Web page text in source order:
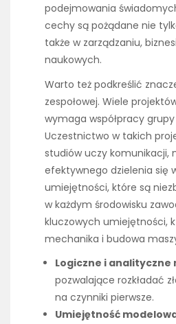
podejmowania
cechy są pożądane nie
także w zarządzaniu,
naukowych.
Warto też podkreślić
zespołowej. Wiele
wymaga współpracy
Uczestnictwo w takich
studiów uczy komunikacji,
efektywnego dzielenia się
umiejętności, które są
w każdym środowisku
kluczowych umiejętności,
mechanika i budowa
Logiczne i analityczne
pozwalające rozkładać
na czynniki pierwsze.
Umiejętność